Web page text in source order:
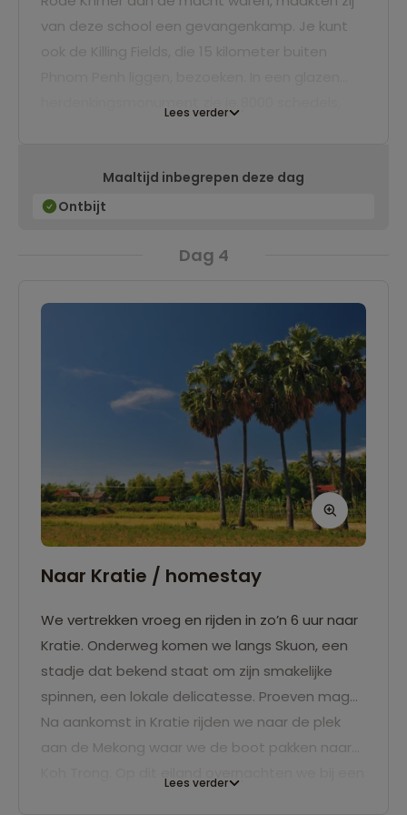
van deze school een gevangenkamp. Je kunt
Pot regime het leven hebben gekost.
Lees verder
Maaltijd inbegrepen deze dag
Ontbijt
Dag 4
Naar Kratie / homestay
We vertrekken vroeg en rijden in zo’n 6 uur naar
Kratie. Onderweg komen we langs Skuon, een
stadje dat bekend staat om zijn smakelijke
spinnen, een lokale delicatesse. Proeven mag…
Na aankomst in Kratie rijden we naar de plek
aan de Mekong waar we de boot pakken naar
Lees verder